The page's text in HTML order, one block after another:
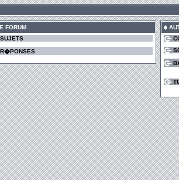
FORUM
SUJETS
R�PONSES